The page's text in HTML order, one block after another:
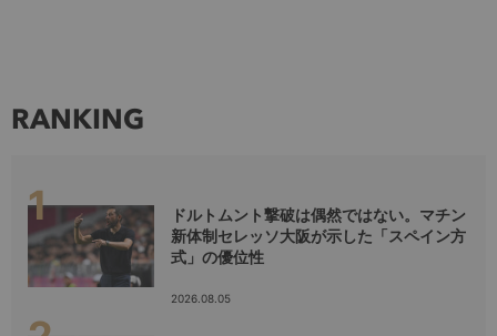
RANKING
ドルトムント撃破は偶然ではない。マチン
新体制セレッソ大阪が示した「スペイン方
式」の優位性
2026.08.05